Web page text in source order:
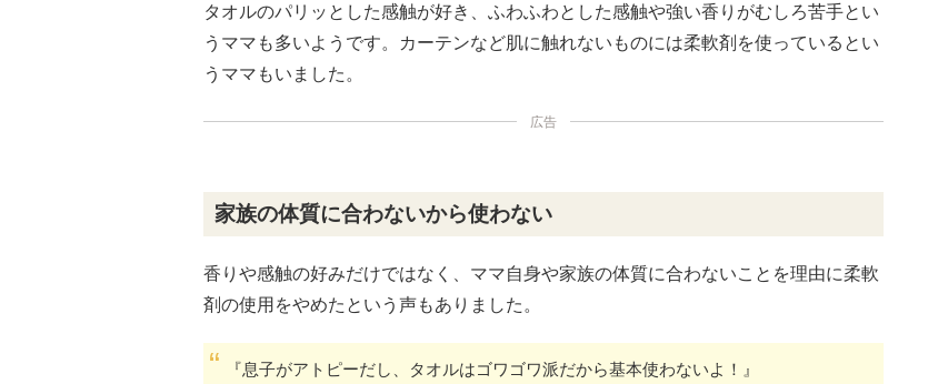
タオルのパリッとした感触が好き、ふわふわとした感触や強い香りがむしろ苦手とい
うママも多いようです。カーテンなど肌に触れないものには柔軟剤を使っているとい
うママもいました。
広告
家族の体質に合わないから使わない
香りや感触の好みだけではなく、ママ自身や家族の体質に合わないことを理由に柔軟
剤の使用をやめたという声もありました。
『息子がアトピーだし、タオルはゴワゴワ派だから基本使わないよ！』